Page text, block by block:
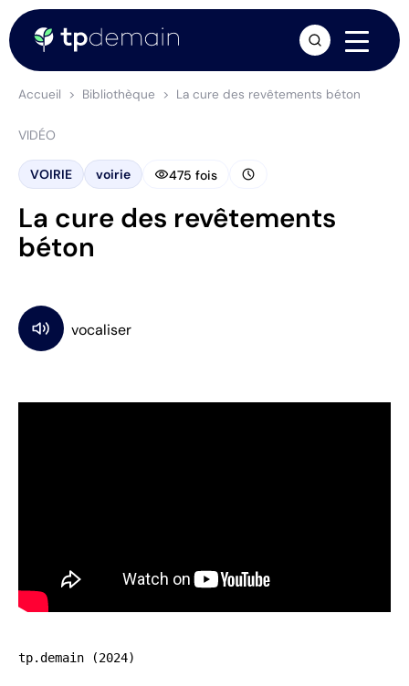
Accueil Bibliothèque La cure des revêtements béton
VIDÉO
VOIRIE voirie visibility475 fois schedule
La cure des revêtements
béton
tp.demain (2024)
arrow_forward